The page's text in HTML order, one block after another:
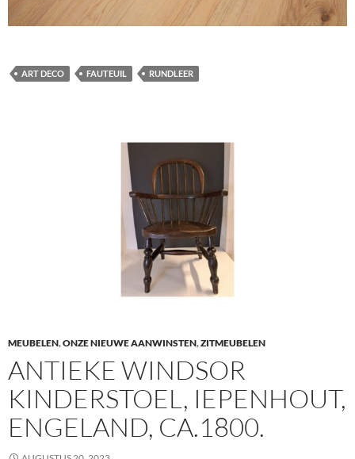
ART DECO FAUTEUIL RUNDLEER
MEUBELEN,ONZE NIEUWE AANWINSTEN,ZITMEUBELEN
ANTIEKE WINDSOR
KINDERSTOEL, IEPENHOUT,
ENGELAND, CA.1800.